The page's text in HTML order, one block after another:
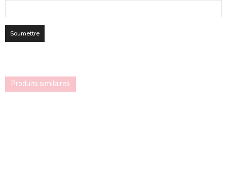
Produits similaires